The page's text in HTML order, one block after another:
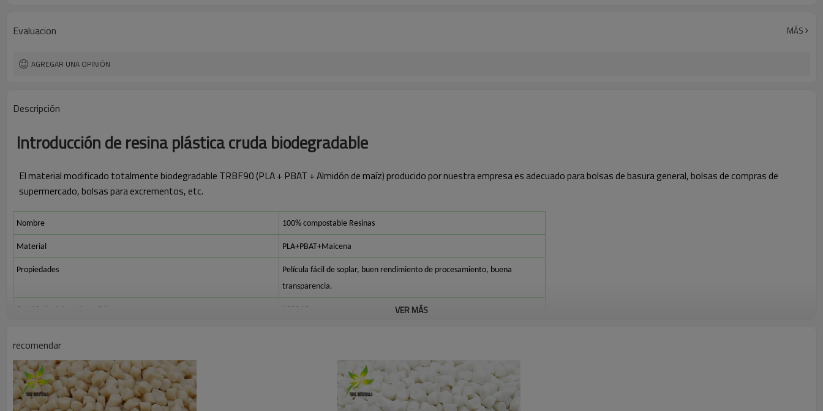
Evaluacion MÁS
AGREGAR UNA OPINIÓN
Descripción
Introducción de resina plástica cruda biodegradable
El material modificado totalmente biodegradable TRBF90 (PLA + PBAT + Almidón de maíz) producido por nuestra empresa es adecuado para bolsas de basura general, bolsas de compras de
supermercado, bolsas para excrementos, etc.
Nombre 100% compostable Resinas
Material PLA+PBAT+Maicena
Propiedades
Película fácil de soplar, buen rendimiento de procesamiento, buena
transparencia.
Cantidad mínima de pedido 1000 kilos
Proceso de dar un título EN13432, ASTM6400, CERTIFICADO DIN
Densidad （ Conforme a la norma ISO 1183 ）
VER MÁS
recomendar